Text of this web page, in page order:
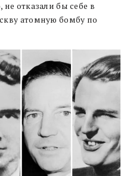
отказали бы себе в
атомную бомбу по